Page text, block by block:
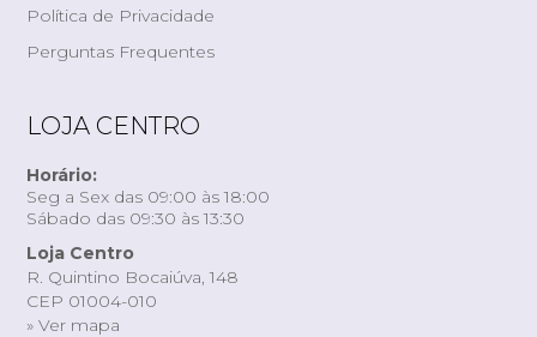
Política de Privacidade
Perguntas Frequentes
LOJA CENTRO
Horário:
Seg a Sex das 09:00 às 18:00
Sábado das 09:30 às 13:30
Loja Centro
R. Quintino Bocaiúva, 148
CEP 01004-010
» Ver mapa